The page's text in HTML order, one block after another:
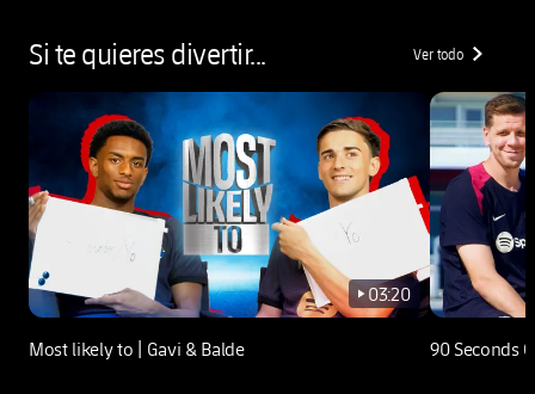
Si te quieres divertir... Ver todochevron-
play-new
03:20
Most likely to | Gavi & Balde 90 Seconds